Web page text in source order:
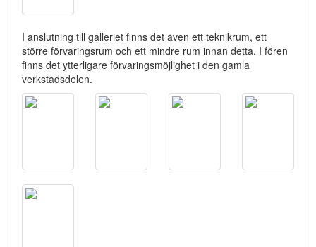
I anslutning till galleriet finns det även ett teknikrum, ett
större förvaringsrum och ett mindre rum innan detta. I fören
finns det ytterligare förvaringsmöjlighet i den gamla
verkstadsdelen.